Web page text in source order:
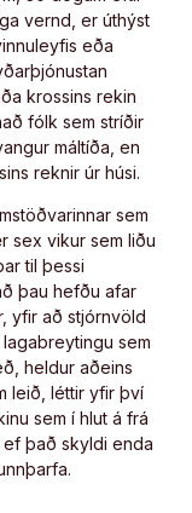
vernd, er úthýst
eða
krossins rekin
fólk sem stríðir
máltíða, en
reknir úr húsi.
sem
sex vikur sem liðu
til þessi
þau hefðu afar
yfir að stjórnvöld
sem
heldur aðeins
leið, léttir yfir því
sem í hlut á frá
það skyldi enda